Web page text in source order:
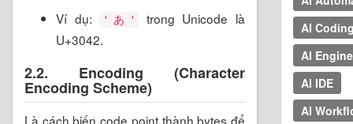
Ví dụ:
'あ'
trong Unicode là
U+3042.
2.2. Encoding (Character
Encoding Scheme)
Là cách biến code point thành bytes để
AI
AI
AI IDE
AI